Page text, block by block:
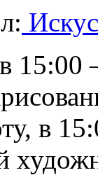
в
в